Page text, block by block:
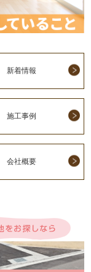
新着情報
施工事例
会社概要